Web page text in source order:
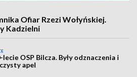
Ofiar Rzezi Wołyńskiej.
Kadzielni
lecie OSP Bilcza. Były odznaczenia i
apel